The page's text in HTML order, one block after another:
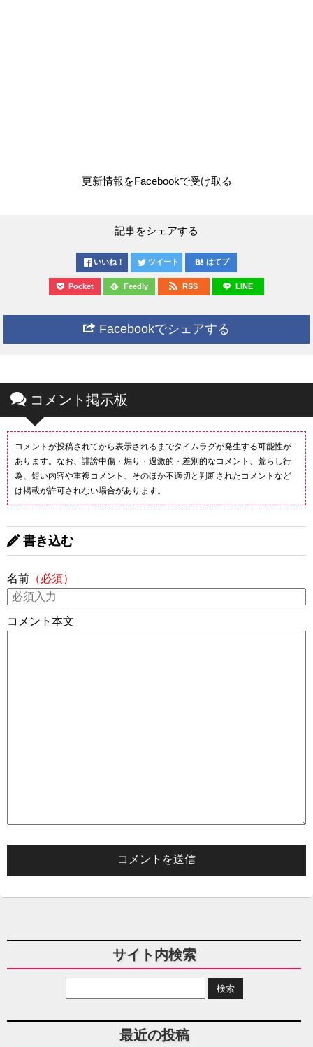
更新情報をFacebookで受け取る
記事をシェアする
いいね！ ツイート はてブ
Pocket Feedly RSS LINE
Facebookでシェアする
コメント掲示板
コメントが投稿されてから表示されるまでタイムラグが発生する可能性が
あります。なお、誹謗中傷・煽り・過激的・差別的なコメント、荒らし行
為、短い内容や重複コメント、そのほか不適切と判断されたコメントなど
は掲載が許可されない場合があります。
書き込む
名前 （必須）
コメント本文
サイト内検索
最近の投稿